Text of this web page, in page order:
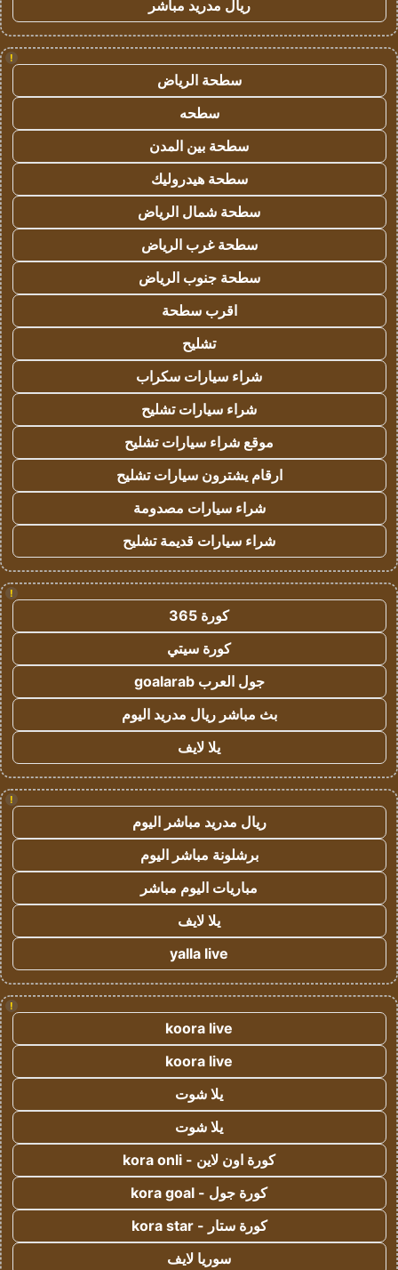
ريال مدريد مباشر
!
سطحة الرياض
سطحه
سطحة بين المدن
سطحة هيدروليك
سطحة شمال الرياض
سطحة غرب الرياض
سطحة جنوب الرياض
اقرب سطحة
تشليح
شراء سيارات سكراب
شراء سيارات تشليح
موقع شراء سيارات تشليح
ارقام يشترون سيارات تشليح
شراء سيارات مصدومة
شراء سيارات قديمة تشليح
!
كورة 365
كورة سيتي
جول العرب goalarab
بث مباشر ريال مدريد اليوم
يلا لايف
!
ريال مدريد مباشر اليوم
برشلونة مباشر اليوم
مباريات اليوم مباشر
يلا لايف
yalla live
!
koora live
koora live
يلا شوت
يلا شوت
كورة اون لاين - kora onli
كورة جول - kora goal
كورة ستار - kora star
سوريا لايف